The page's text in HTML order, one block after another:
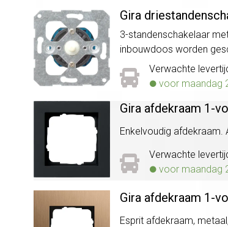
Gira
3-standenschakelaar
inbouwdoos worden
Verwachte
voor maandag
Gira afdekraam 1-
Enkelvoudig afdekraam.
Verwachte
voor maandag
Gira afdekraam 1-
Esprit afdekraam,